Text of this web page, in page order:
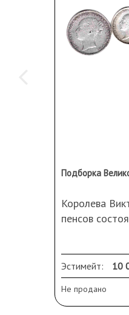
Королева
пенсов
Эстимейт: 10
Не продано